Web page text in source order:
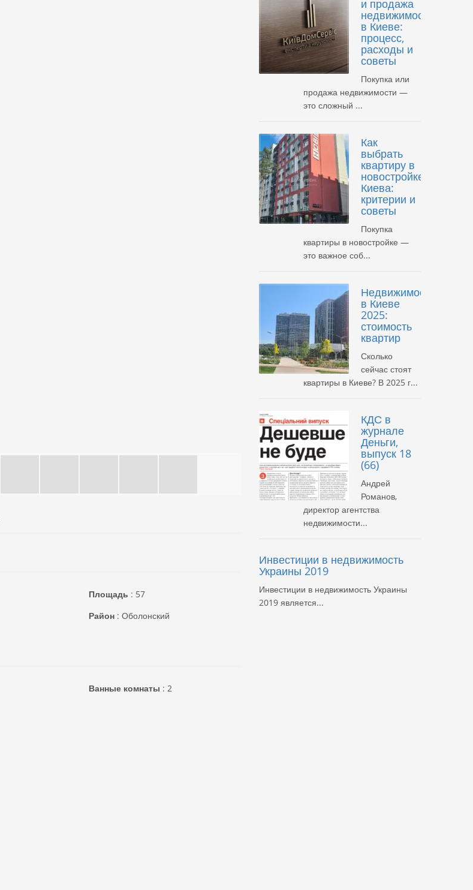
Площадь : 57
Район : Оболонский
Ванные комнаты : 2
и продажа
недвижимости
в Киеве:
процесс,
расходы и
советы
Покупка или
продажа недвижимости —
это сложный ...
Как
выбрать
квартиру в
новостройке
Киева:
критерии и
советы
Покупка
квартиры в новостройке —
это важное соб...
Недвижимость
в Киеве
2025:
стоимость
квартир
Сколько
сейчас стоят
квартиры в Киеве? В 2025 г...
КДС в
журнале
Деньги,
выпуск 18
(66)
Андрей
Романов,
директор агентства
недвижимости...
Инвестиции в недвижимость
Украины 2019
Инвестиции в недвижимость Украины
2019 является...